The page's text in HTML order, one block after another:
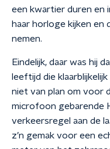
een kwartier duren en
haar horloge kijken en
nemen.
Eindelijk, daar was hij
leeftijd die
niet van plan om voor
microfoon gebarende
verkeersregel aan de
z’n gemak voor een